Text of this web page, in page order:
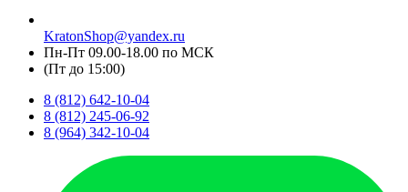
KratonShop@yandex.ru
Пн-Пт 09.00-18.00 по МСК
(Пт до 15:00)
8 (812) 642-10-04
8 (812) 245-06-92
8 (964) 342-10-04